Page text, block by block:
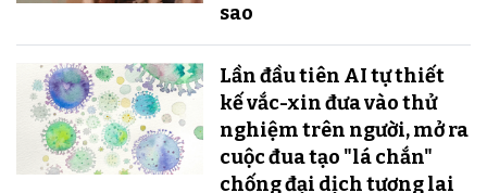
sao
Lần đầu tiên AI tự thiết
kế vắc-xin đưa vào thử
nghiệm trên người, mở ra
cuộc đua tạo "lá chắn"
chống đại dịch tương lai